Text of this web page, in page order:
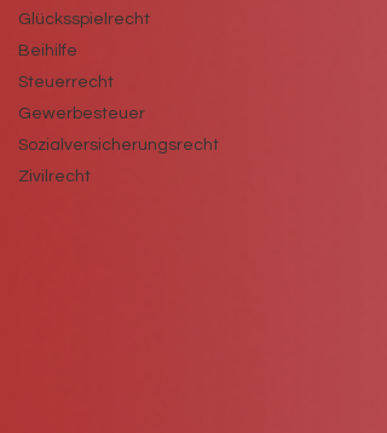
Glücksspielrecht
Beihilfe
Steuerrecht
Gewerbesteuer
Sozialversicherungsrecht
Zivilrecht